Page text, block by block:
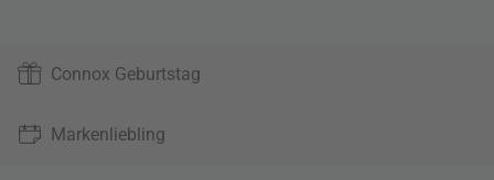
Connox Geburtstag
Markenliebling